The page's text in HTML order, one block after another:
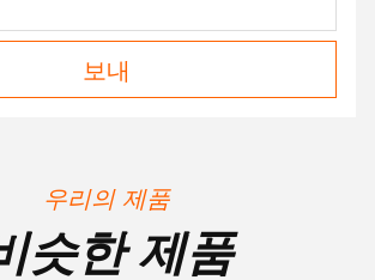
보내
우리의 제품
슷한 제품